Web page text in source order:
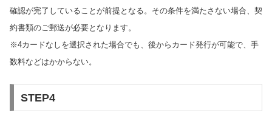
確認が完了していることが前提となる。その条件を満たさない場合、契
約書類のご郵送が必要となります。
※4カードなしを選択された場合でも、後からカード発行が可能で、手
数料などはかからない。
STEP4